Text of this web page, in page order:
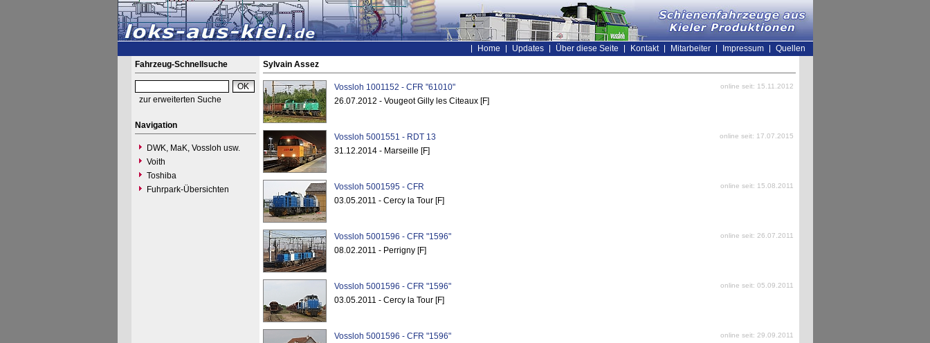
Home Updates Über diese Seite Kontakt Mitarbeiter Impressum
Quellen
Fahrzeug-Schnellsuche
zur erweiterten Suche
Navigation
DWK, MaK, Vossloh usw.
Voith
Toshiba
Fuhrpark-Übersichten
Sylvain Assez
Vossloh 1001152 - CFR "61010" online seit: 15.11.2012
26.07.2012 - Vougeot Gilly les Citeaux [F]
Vossloh 5001551 - RDT 13 online seit: 17.07.2015
31.12.2014 - Marseille [F]
Vossloh 5001595 - CFR online seit: 15.08.2011
03.05.2011 - Cercy la Tour [F]
Vossloh 5001596 - CFR "1596" online seit: 26.07.2011
08.02.2011 - Perrigny [F]
Vossloh 5001596 - CFR "1596" online seit: 05.09.2011
03.05.2011 - Cercy la Tour [F]
Vossloh 5001596 - CFR "1596" online seit: 29.09.2011